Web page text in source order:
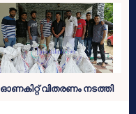
ഓണകിറ്റ് വിതരണം നടത്തി